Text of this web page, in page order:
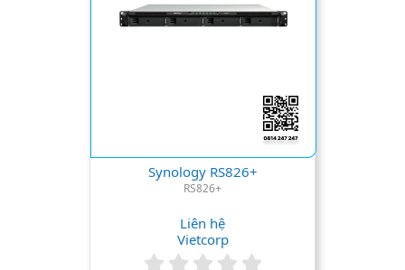
Synology RS826+
RS826+
Liên hệ
Vietcorp